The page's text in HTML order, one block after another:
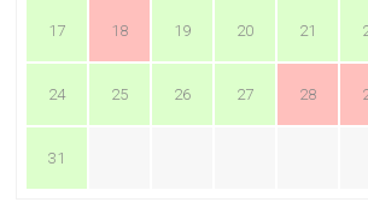
17 18 19 20 21
24 25 26 27 28
31